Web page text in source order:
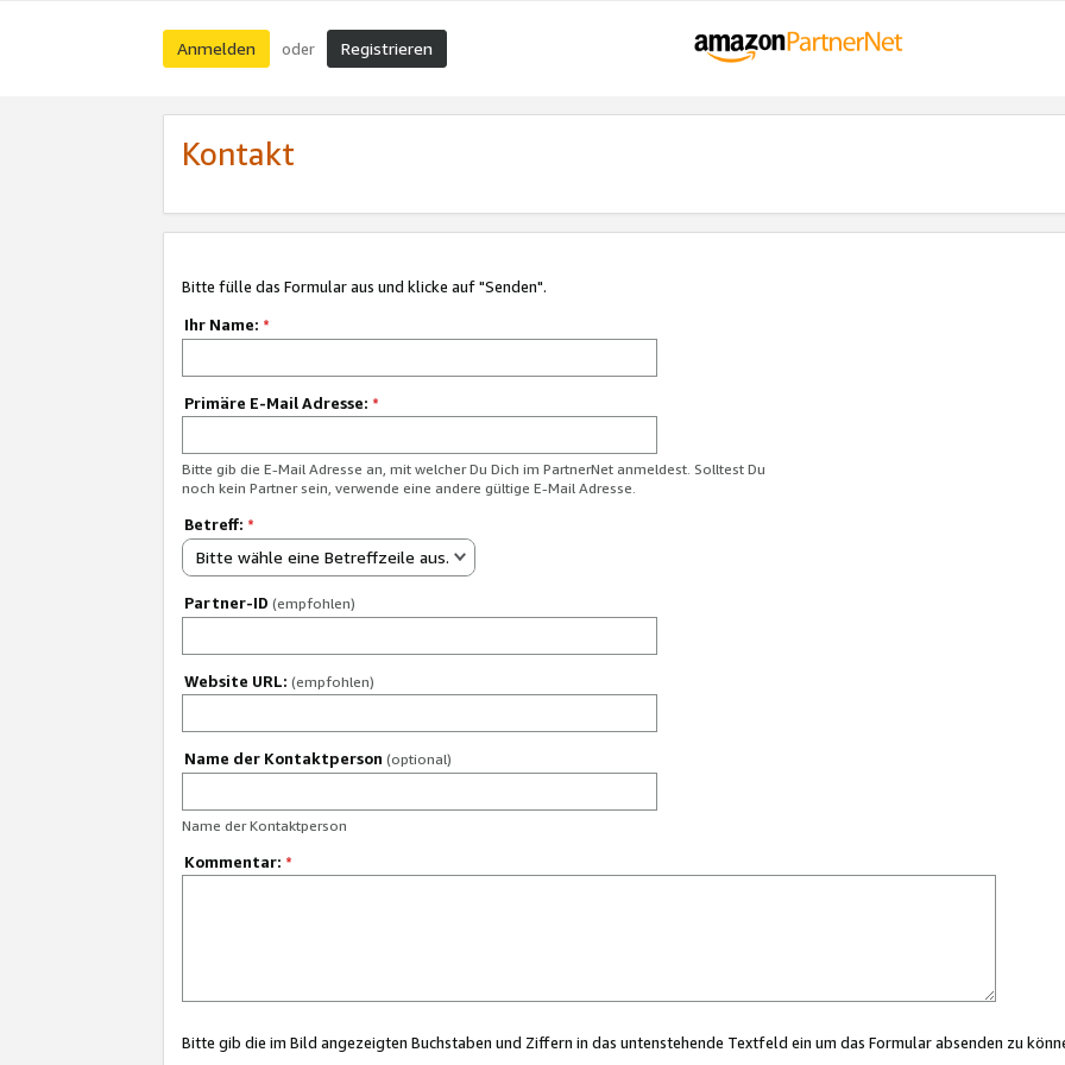
Anmelden oder Registrieren
Kontakt
Bitte fülle das Formular aus und klicke auf "Senden".
Ihr Name: *
Primäre E-Mail Adresse: *
Bitte gib die E-Mail Adresse an, mit welcher Du Dich im PartnerNet anmeldest. Solltest Du
noch kein Partner sein, verwende eine andere gültige E-Mail Adresse.
Betreff: *
Bitte wähle eine Betreffzeile aus.
Partner-ID (empfohlen)
Website URL: (empfohlen)
Name der Kontaktperson (optional)
Name der Kontaktperson
Kommentar: *
Bitte gib die im Bild angezeigten Buchstaben und Ziffern in das untenstehende Textfeld ein um das Formular absenden zu